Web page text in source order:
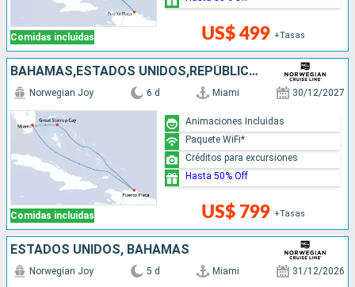
Comidas incluidas US$ 499 +Tasas
BAHAMAS,ESTADOS UNIDOS,REPÙBLICA DOMINICANA
Comidas incluidas
Norwegian Joy 6 d Miami 30/12/2027
US$ 799 +Tasas
Animaciones Incluidas
Paquete WiFi*
Créditos para excursiones
Hasta 50% Off
ESTADOS UNIDOS, BAHAMAS
Norwegian Joy 5 d Miami 31/12/2026